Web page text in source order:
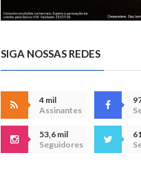
SIGA NOSSAS REDES
4 mil
Assinantes
53,6 mil
Seguidores